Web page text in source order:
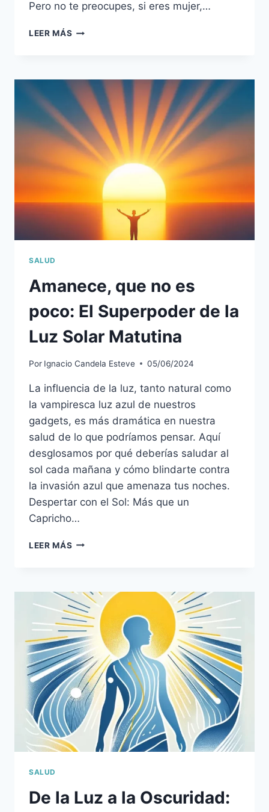
Pero no te preocupes, si eres mujer,…
LEER MÁS EL
NOCTURNA
QUE
NOS
MANTIENE
DESPIERTOS
SALUD
Amanece, que no es
poco: El Superpoder de la
Luz Solar Matutina
Por Ignacio Candela Esteve 05/06/2024
La influencia de la luz, tanto natural como
la vampiresca luz azul de nuestros
gadgets, es más dramática en nuestra
salud de lo que podríamos pensar. Aquí
desglosamos por qué deberías saludar al
sol cada mañana y cómo blindarte contra
la invasión azul que amenaza tus noches.
Despertar con el Sol: Más que un
Capricho…
LEER MÁS AMANECE,
POCO:
EL
SUPERPODER
DE
LA
LUZ
SOLAR
MATUTINA
SALUD
De la Luz a la Oscuridad: